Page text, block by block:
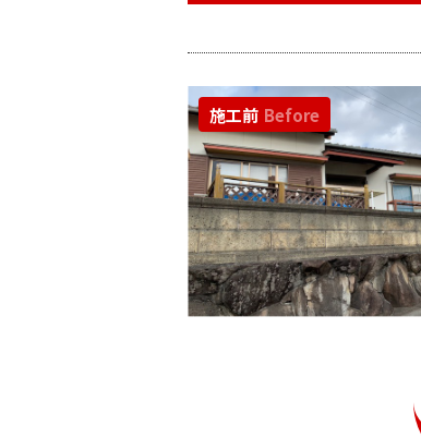
施工前 Before